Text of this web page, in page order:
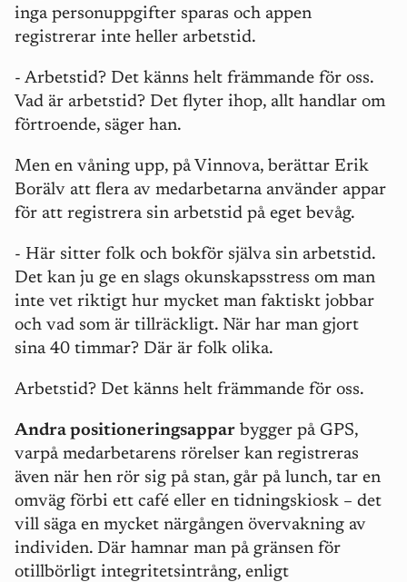
inga personuppgifter sparas och appen
registrerar inte heller arbetstid.
- Arbetstid? Det känns helt främmande för oss.
Vad är arbetstid? Det flyter ihop, allt handlar om
förtroende, säger han.
Men en våning upp, på Vinnova, berättar Erik
Borälv att flera av medarbetarna använder appar
för att registrera sin arbetstid på eget bevåg.
- Här sitter folk och bokför själva sin arbetstid.
Det kan ju ge en slags okunskapsstress om man
inte vet riktigt hur mycket man faktiskt jobbar
och vad som är tillräckligt. När har man gjort
sina 40 timmar? Där är folk olika.
Arbetstid? Det känns helt främmande för oss.
Andra positioneringsappar bygger på GPS,
varpå medarbetarens rörelser kan registreras
även när hen rör sig på stan, går på lunch, tar en
omväg förbi ett café eller en tidningskiosk – det
vill säga en mycket närgången övervakning av
individen. Där hamnar man på gränsen för
otillbörligt integritetsintrång, enligt